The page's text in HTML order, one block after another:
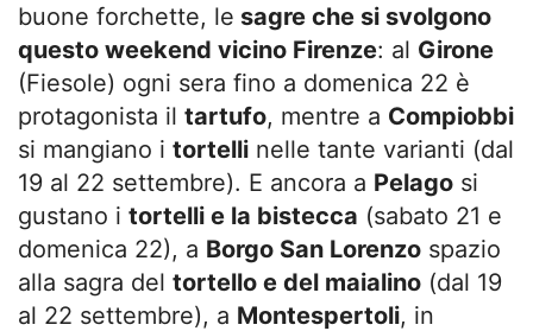
buone forchette, le sagre che si svolgono
questo weekend vicino Firenze: al Girone
(Fiesole) ogni sera fino a domenica 22 è
protagonista il tartufo, mentre a Compiobbi
si mangiano i tortelli nelle tante varianti (dal
19 al 22 settembre). E ancora a Pelago si
gustano i tortelli e la bistecca (sabato 21 e
domenica 22), a Borgo San Lorenzo spazio
alla sagra del tortello e del maialino (dal 19
al 22 settembre), a Montespertoli, in